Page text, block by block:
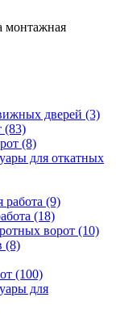
монтажная
дверей (3)
(83)
(8)
для откатных
работа (9)
(18)
ворот (10)
(8)
(100)
для